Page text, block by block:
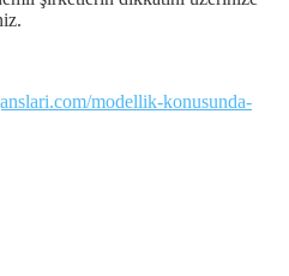
modellik-konusunda-